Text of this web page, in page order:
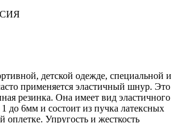
детской одежде, специальной и
применяется эластичный шнур. Это
резинка. Она имеет вид эластичного
до 6мм и состоит из пучка латексных
оплетке. Упругость и жесткость